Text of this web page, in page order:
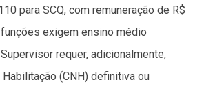
para SCQ, com remuneração de R$
exigem ensino médio
requer, adicionalmente,
(CNH) definitiva ou